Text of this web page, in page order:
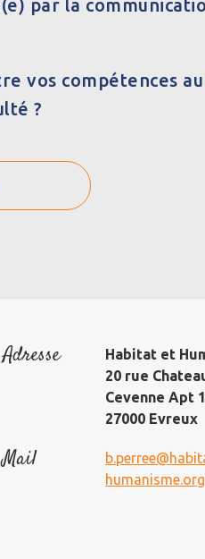
par la
vos compétences
?
Adresse
Habitat et
20 rue
Cevenne Apt
27000 Evreux
Mail
humanisme.org